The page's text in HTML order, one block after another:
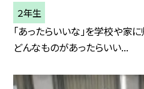
２年生
「あったらいいな」を学校や家
どんなものがあったらいい...